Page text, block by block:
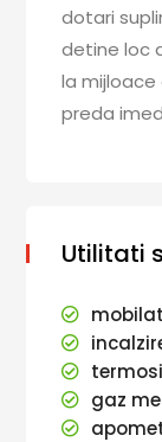
dotari
detine loc
la
preda
Utilitati
gaz